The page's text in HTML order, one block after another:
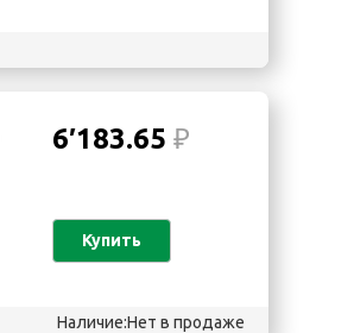
6′183.65 ₽
Купить
Наличие:Нет в продаже